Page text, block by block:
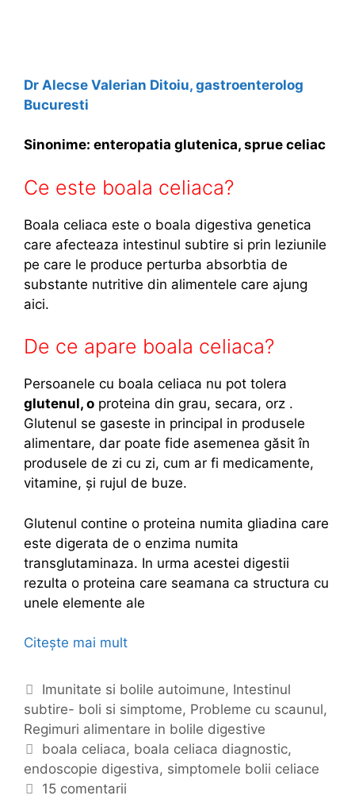
e
t
i
a
n
d
e
i
o
l
n
a
v
?
r
g
s
r
i
c
,
a
n
t
e
s
i
d
p
a
o
p
e
i
e
Dr Alecse Valerian Ditoiu, gastroenterolog
Bucuresti
Sinonime: enteropatia glutenica, sprue celiac
Ce este boala celiaca?
Boala celiaca este o boala digestiva genetica
care afecteaza intestinul subtire si prin leziunile
pe care le produce perturba absorbtia de
substante nutritive din alimentele care ajung
aici.
De ce apare boala celiaca?
Persoanele cu boala celiaca nu pot tolera
glutenul, o proteina din grau, secara, orz .
Glutenul se gaseste in principal in produsele
alimentare, dar poate fide asemenea găsit în
produsele de zi cu zi, cum ar fi medicamente,
vitamine, și rujul de buze.
Glutenul contine o proteina numita gliadina care
este digerata de o enzima numita
transglutaminaza. In urma acestei digestii
rezulta o proteina care seamana ca structura cu
unele elemente ale
Citește mai mult
a
l
a
e
C
a
t
e
g
o
Imunitate si bolile autoimune, Intestinul
subtire- boli si simptome, Probleme cu scaunul,
Regimuri alimentare in bolile digestive
E
t
i
boala celiaca, boala celiaca diagnostic,
endoscopie digestiva, simptomele bolii celiace
15 comentarii